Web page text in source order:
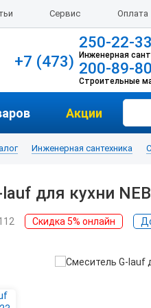
Сервис Оплата
+7 (473)
250-22-33
Инженерная
200-89-80
Строительные
Акции
Инженерная сантехника
для кухни
Скидка 5% онлайн